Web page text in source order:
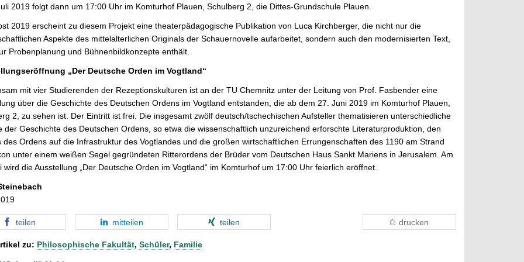
2019 folgt dann um 17:00 Uhr im Komturhof Plauen, Schulberg 2, die Dittes-Grundschule Plauen.
2019 erscheint zu diesem Projekt eine theaterpädagogische Publikation von Luca Kirchberger, die nicht nur die
Aspekte des mittelalterlichen Originals der Schauernovelle aufarbeitet, sondern auch den modernisierten Text,
Probenplanung und Bühnenbildkonzepte enthält.
„Der Deutsche Orden im Vogtland“
mit vier Studierenden der Rezeptionskulturen ist an der TU Chemnitz unter der Leitung von Prof. Fasbender eine
über die Geschichte des Deutschen Ordens im Vogtland entstanden, die ab dem 27. Juni 2019 im Komturhof Plauen,
2, zu sehen ist. Der Eintritt ist frei. Die insgesamt zwölf deutsch/tschechischen Aufsteller thematisieren unterschiedliche
der Geschichte des Deutschen Ordens, so etwa die wissenschaftlich unzureichend erforschte Literaturproduktion, den
des Ordens auf die Infrastruktur des Vogtlandes und die großen wirtschaftlichen Errungenschaften des 1190 am Strand
unter einem weißen Segel gegründeten Ritterordens der Brüder vom Deutschen Haus Sankt Mariens in Jerusalem. Am
wird die Ausstellung „Der Deutsche Orden im Vogtland“ im Komturhof um 17:00 Uhr feierlich eröffnet.
teilen mitteilen teilen drucken
zu: Philosophische Fakultät, Schüler, Familie